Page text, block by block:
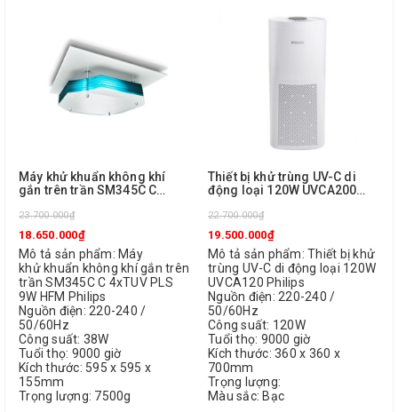
Máy khử khuẩn không khí
gắn trên trần SM345C C
23.700.000₫
18.650.000₫
Mô tả sản phẩm: Máy
khử khuẩn không khí gắn trên
trần SM345C C 4xTUV PLS
9W HFM Philips
Nguồn điện: 220-240 /
50/60Hz
Công suất: 38W
Tuổi thọ: 9000 giờ
Kích thước: 595 x 595 x
155mm
Trọng lượng: 7500g
Thiết bị khử trùng UV-C di
động loại 120W UVCA200
22.700.000₫
19.500.000₫
Mô tả sản phẩm: Thiết bị khử
trùng UV-C di động loại 120W
UVCA120 Philips
Nguồn điện: 220-240 /
50/60Hz
Công suất: 120W
Tuổi thọ: 9000 giờ
Kích thước: 360 x 360 x
700mm
Trọng lượng:
Màu sắc: Bạc